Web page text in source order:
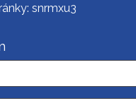
snrmxu3